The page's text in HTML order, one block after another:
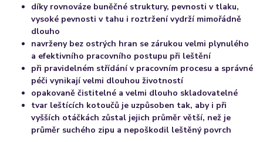
díky rovnováze buněčné struktury, pevnosti v tlaku,
vysoké pevnosti v tahu i roztržení vydrží mimořádně
dlouho
navrženy bez ostrých hran se zárukou velmi plynulého
a efektivního pracovního postupu při leštění
při pravidelném střídání v pracovním procesu a správné
péči vynikají velmi dlouhou životností
opakovaně čistitelné avelmi dlouho skladovatelné
tvar leštících kotoučů je uzpůsoben tak, aby i při
vyšších otáčkách zůstal jejich průměr větší, než je
průměr suchého zipu a nepoškodil leštěný povrch